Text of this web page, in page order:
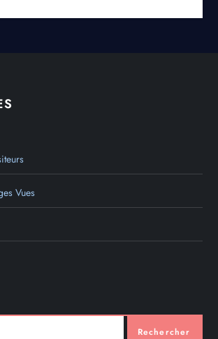
Vues
Rechercher